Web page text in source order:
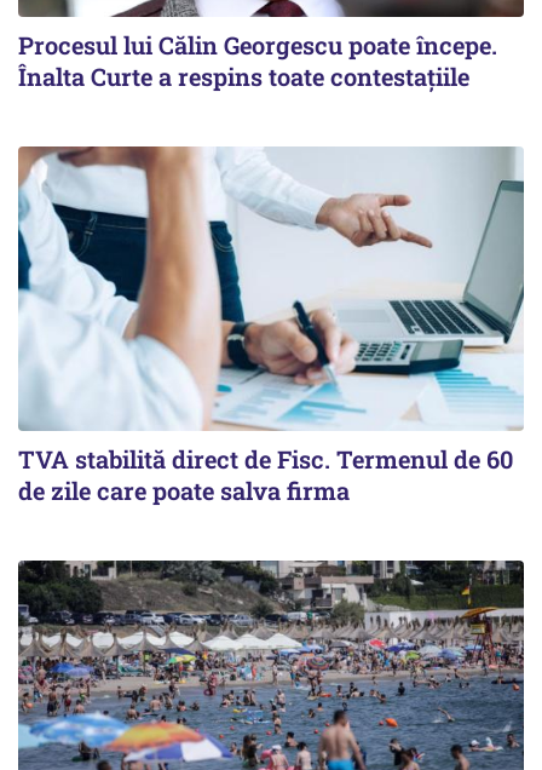
Procesul lui Călin Georgescu poate începe.
Înalta Curte a respins toate contestațiile
TVA stabilită direct de Fisc. Termenul de 60
de zile care poate salva firma